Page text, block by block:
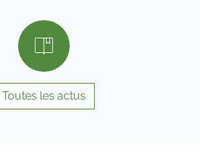
Toutes les actus